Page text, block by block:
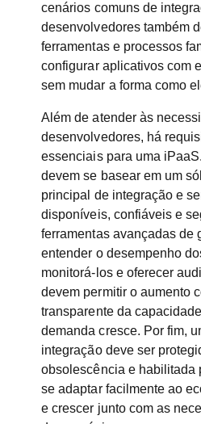
cenários comuns de
desenvolvedores também
ferramentas e processos
configurar aplicativos com
sem mudar a forma como
Além de atender às
desenvolvedores, há
essenciais para uma
devem se basear em um
principal de integração e
disponíveis, confiáveis e
ferramentas avançadas de
entender o desempenho
monitorá-los e oferecer
devem permitir o aumento
transparente da
demanda cresce. Por fim,
integração deve ser
obsolescência e habilitada
se adaptar facilmente ao
e crescer junto com as